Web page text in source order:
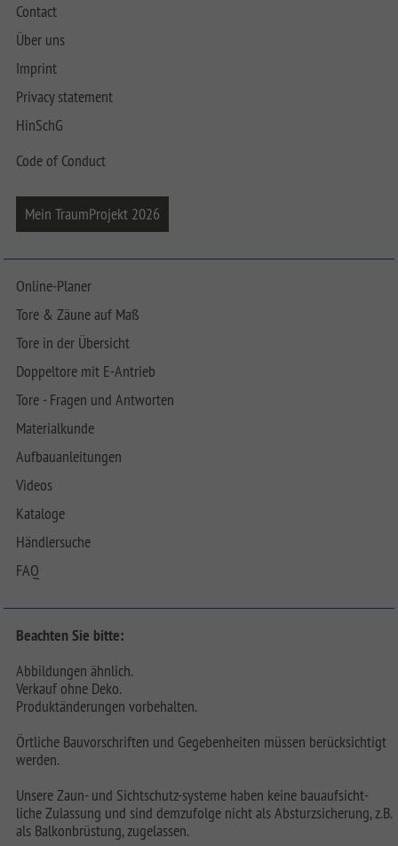
Contact
Über uns
Imprint
Privacy statement
HinSchG
Code of Conduct
Mein TraumProjekt 2026
Online-Planer
Tore & Zäune auf Maß
Tore in der Übersicht
Doppeltore mit E-Antrieb
Tore - Fragen und Antworten
Materialkunde
Aufbauanleitungen
Videos
Kataloge
Händlersuche
FAQ
Beachten Sie bitte:
Abbildungen ähnlich.
Verkauf ohne Deko.
Produktänderungen vorbehalten.
Örtliche Bauvorschriften und Gegebenheiten müssen berücksichtigt
werden.
Unsere Zaun- und Sichtschutz-systeme haben keine bauaufsicht-
liche Zulassung und sind demzufolge nicht als Absturzsicherung, z.B.
als Balkonbrüstung, zugelassen.